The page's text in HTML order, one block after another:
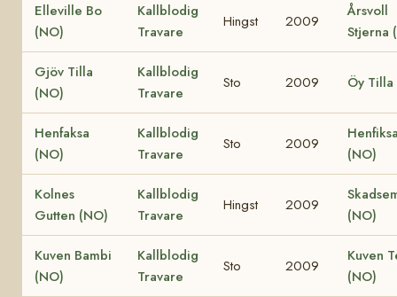
Elleville Bo
(NO)
Kallblodig
Travare
Hingst 2009
Årsvoll
Stjerna
Gjöv Tilla
(NO)
Kallblodig
Travare
Sto 2009 Öy
Henfaksa
(NO)
Kallblodig
Travare
Sto 2009
(NO)
Kolnes
Gutten (NO)
Kallblodig
Travare
Hingst 2009
(NO)
Kuven Bambi
(NO)
Kallblodig
Travare
Sto 2009
Kuven
(NO)